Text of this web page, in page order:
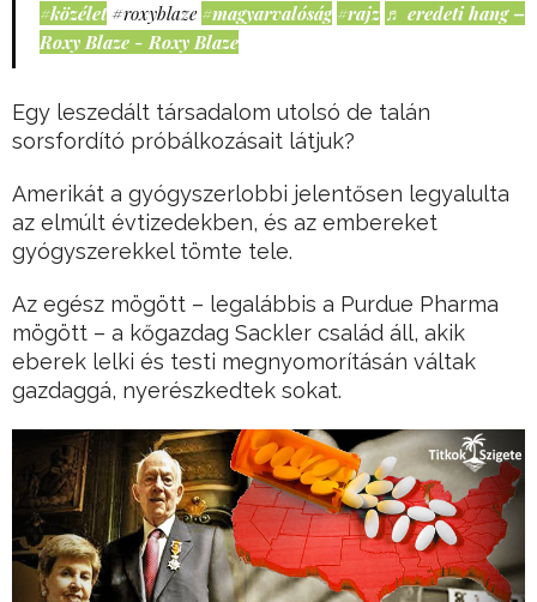
#közélet #roxyblaze #magyarvalóság #rajz ♬ eredeti hang –
Roxy Blaze - Roxy Blaze
Egy leszedált társadalom utolsó de talán
sorsfordító próbálkozásait látjuk?
Amerikát a gyógyszerlobbi jelentősen legyalulta
az elmúlt évtizedekben, és az embereket
gyógyszerekkel tömte tele.
Az egész mögött – legalábbis a Purdue Pharma
mögött – a kőgazdag Sackler család áll, akik
eberek lelki és testi megnyomorításán váltak
gazdaggá, nyerészkedtek sokat.